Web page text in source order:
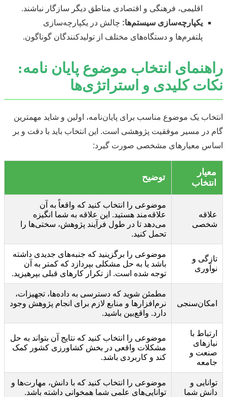
اقلیمی، فرهنگی و اقتصادی مناطق دیگر سازگار نباشند.
یکپارچه‌سازی سیستم‌ها: چالش در یکپارچه‌سازی
پلتفرم‌ها و دستگاه‌های مختلف از تولیدکنندگان گوناگون.
راهنمای انتخاب موضوع پایان نامه:
نکات کلیدی و استراتژی‌ها
انتخاب یک موضوع مناسب برای پایان‌نامه، اولین و شاید مهمترین
گام در مسیر موفقیت پژوهشی است. این انتخاب باید با دقت و بر
اساس معیارهای مشخصی صورت گیرد:
معیار
انتخاب
توضیح
علاقه
شخصی
موضوعی را انتخاب کنید که واقعاً به آن
علاقه‌مند هستید. این علاقه به شما انگیزه
می‌دهد تا در طول فرآیند پژوهش، سختی‌ها را
تحمل کنید.
تازگی و
نوآوری
موضوعی را برگزینید که جنبه‌های جدیدی داشته
باشد یا به حل مشکلی بپردازد که کمتر به آن
توجه شده است. از تکرار کارهای قبلی بپرهیزید.
امکان‌سنجی
مطمئن شوید که دسترسی به داده‌ها، تجهیزات،
نرم‌افزارها و منابع لازم برای انجام پژوهش وجود
دارد. واقع‌بین باشید.
ارتباط با
نیازهای
صنعت و
جامعه
موضوعی را انتخاب کنید که نتایج آن بتواند به حل
مشکلات واقعی در بخش کشاورزی کشور کمک
کند و کاربردی باشد.
توانایی و
دانش شما
موضوعی را انتخاب کنید که با دانش، مهارت‌ها و
توانایی‌های علمی شما همخوانی داشته باشد.